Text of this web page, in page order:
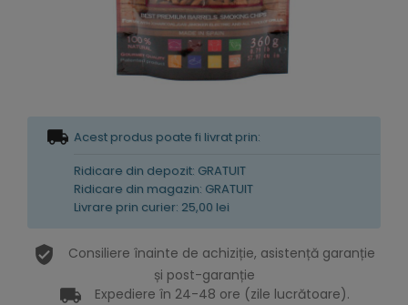
Acest produs poate fi livrat prin:
Ridicare din depozit: GRATUIT
Ridicare din magazin: GRATUIT
Livrare prin curier: 25,00 lei
Consiliere înainte de achiziție, asistență garanție
și post-garanție
Expediere în 24-48 ore (zile lucrătoare).